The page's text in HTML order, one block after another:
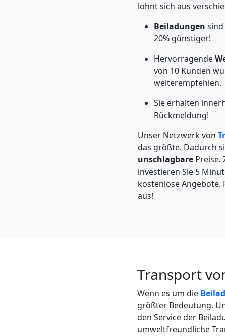
lohnt sich aus
Beiladungen
20% günstiger!
Hervorragende
von 10 Kunden
weiterempfehlen.
Sie erhalten
Rückmeldung!
Unser Netzwerk von
das größte. Dadurch
unschlagbare Preise.
investieren Sie 5
kostenlose Angebote.
aus!
Transport
Wenn es um die
größter Bedeutung.
den Service der
umweltfreundliche